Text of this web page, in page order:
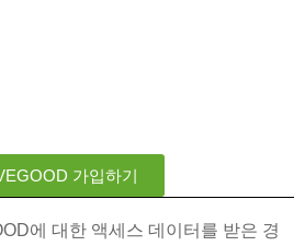
가입하기
에 대한 액세스 데이터를 받은 경